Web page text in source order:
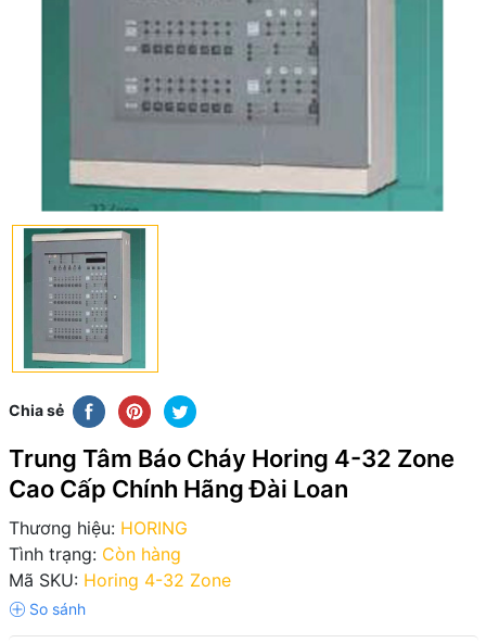
Chia sẻ
Trung Tâm Báo Cháy Horing 4-32 Zone
Cao Cấp Chính Hãng Đài Loan
Thương hiệu: HORING
Tình trạng: Còn hàng
Mã SKU: Horing 4-32 Zone